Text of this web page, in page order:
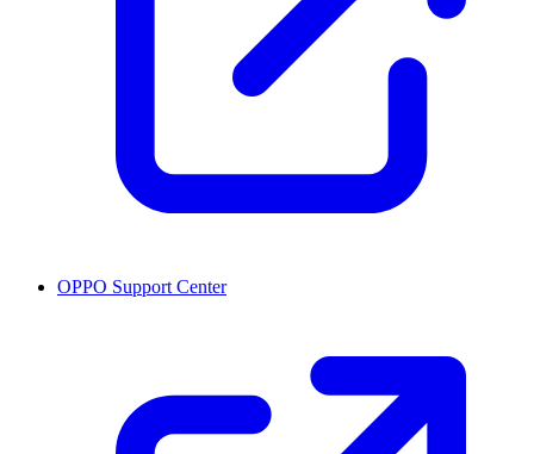
OPPO Support Center